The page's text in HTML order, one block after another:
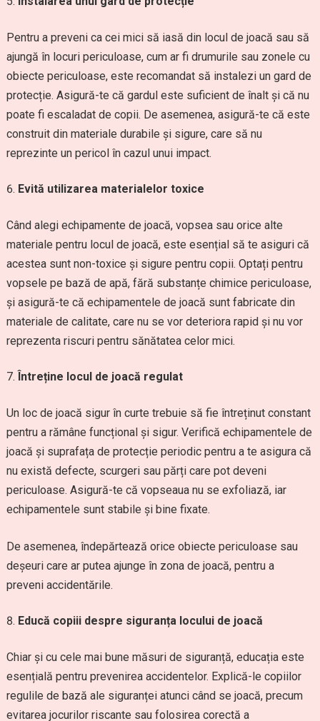
Pentru a preveni ca cei mici să iasă din locul de joacă sau să
ajungă în locuri periculoase, cum ar fi drumurile sau zonele cu
obiecte periculoase, este recomandat să instalezi un gard de
protecție. Asigură-te că gardul este suficient de înalt și că nu
poate fi escaladat de copii. De asemenea, asigură-te că este
construit din materiale durabile și sigure, care să nu
reprezinte un pericol în cazul unui impact.
Evită utilizarea materialelor toxice
Când alegi echipamente de joacă, vopsea sau orice alte
materiale pentru locul de joacă, este esențial să te asiguri că
acestea sunt non-toxice și sigure pentru copii. Optați pentru
vopsele pe bază de apă, fără substanțe chimice periculoase,
și asigură-te că echipamentele de joacă sunt fabricate din
materiale de calitate, care nu se vor deteriora rapid și nu vor
reprezenta riscuri pentru sănătatea celor mici.
Întreține locul de joacă regulat
Un loc de joacă sigur în curte trebuie să fie întreținut constant
pentru a rămâne funcțional și sigur. Verifică echipamentele de
joacă și suprafața de protecție periodic pentru a te asigura că
nu există defecte, scurgeri sau părți care pot deveni
periculoase. Asigură-te că vopseaua nu se exfoliază, iar
echipamentele sunt stabile și bine fixate.
De asemenea, îndepărtează orice obiecte periculoase sau
deșeuri care ar putea ajunge în zona de joacă, pentru a
preveni accidentările.
Educă copiii despre siguranța locului de joacă
Chiar și cu cele mai bune măsuri de siguranță, educația este
esențială pentru prevenirea accidentelor. Explică-le copiilor
regulile de bază ale siguranței atunci când se joacă, precum
evitarea jocurilor riscante sau folosirea corectă a